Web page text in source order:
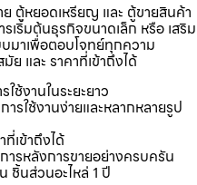
ย ตู้หยอดเหรียญ และ ตู้ขายสินค้า
เริ่มต้นธุรกิจขนาดเล็ก หรือ เสริม
มาเพื่อตอบโจทย์ทุกความ
และ ราคาที่เข้าถึงได้
งานในระยะยาว
รใช้งานง่ายและหลากหลายรูป
เข้าถึงได้
รหลังการขายอย่างครบครัน
ชิ้นส่วนอะไหล่ 1 ปี